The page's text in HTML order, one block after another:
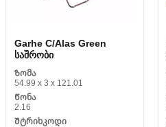
Garhe C/Alas Green
საშრობი
Ზომა
54.99 x 3 x 121.01
Წონა
2.16
Შტრიხკოდი